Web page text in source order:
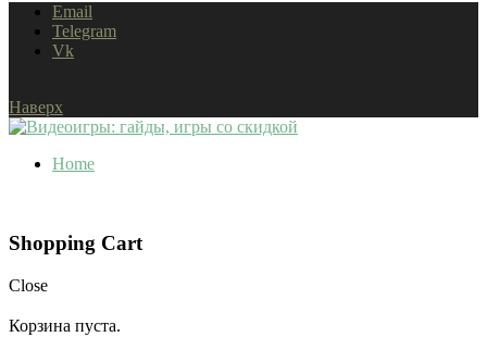
Email
Telegram
Vk
Наверх
Home
Shopping Cart
Close
Корзина пуста.